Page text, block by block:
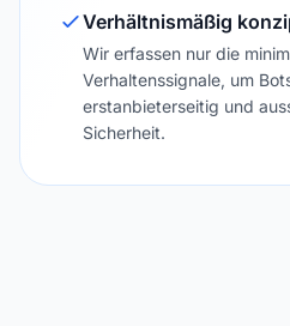
Verhältnismäßig
Wir erfassen nur die
Verhaltenssignale, um
erstanbieterseitig und
Sicherheit.